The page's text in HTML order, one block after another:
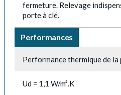
fermeture. Relevage
porte à clé.
Performances
Performance thermique de la
Ud = 1,1 W/m².K